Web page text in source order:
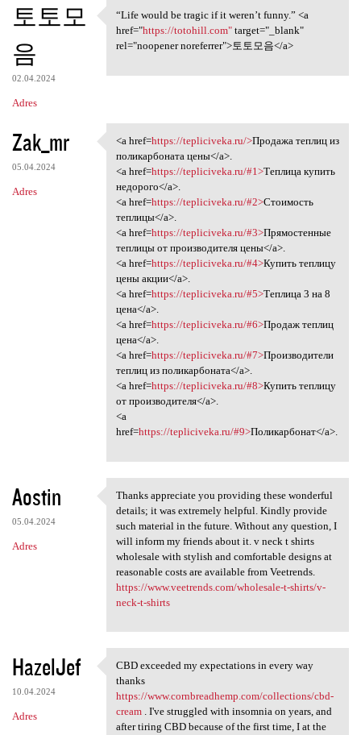
토토모
음
02.04.2024
Adres
“Life would be tragic if it
“Life would be tragic if it weren’t funny.” <a
href="https://totohill.com"target="_blank"
rel="noopener noreferrer">토토모음</a>
Zak_mr
05.04.2024
Adres
<a href=https://tepliciveka
<a href=https://tepliciveka.ru/>Продажа теплиц из
поликарбоната цены</a>.
<a href=https://tepliciveka.ru/#1>Теплица купить
недорого</a>.
<a href=https://tepliciveka.ru/#2>Стоимость
теплицы</a>.
<a href=https://tepliciveka.ru/#3>Прямостенные
теплицы от производителя цены</a>.
<a href=https://tepliciveka.ru/#4>Купить теплицу
цены акции</a>.
<a href=https://tepliciveka.ru/#5>Теплица 3 на 8
цена</a>.
<a href=https://tepliciveka.ru/#6>Продаж теплиц
цена</a>.
<a href=https://tepliciveka.ru/#7>Производители
теплиц из поликарбоната</a>.
<a href=https://tepliciveka.ru/#8>Купить теплицу
от производителя</a>.
<a
href=https://tepliciveka.ru/#9>Поликарбонат</a>.
Aostin
05.04.2024
Adres
Thanks appreciate you
Thanks appreciate you providing these wonderful
details; it was extremely helpful. Kindly provide
such material in the future. Without any question, I
will inform my friends about it. v neck t shirts
wholesale with stylish and comfortable designs at
reasonable costs are available from Veetrends.
https://www.veetrends.com/wholesale-t-shirts/v-
neck-t-shirts
HazelJef
10.04.2024
Adres
CBD exceeded my expectations
CBD exceeded my expectations in every way
thanks
https://www.cornbreadhemp.com/collections/cbd-
cream. I've struggled with insomnia on years, and
after tiring CBD because of the first time, I at the